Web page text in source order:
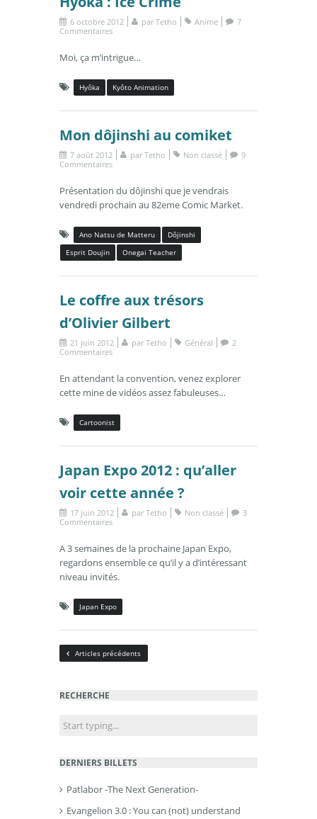
6 octobre 2012 par Tetho Anime
7
Commentaires
Moi, ça m’intrigue…
Hyôka Kyôto Animation
Mon dôjinshi au comiket
7 août 2012 par Tetho Non classé
9
Commentaires
Présentation du dôjinshi que je vendrais
vendredi prochain au 82eme Comic Market.
Ano Natsu de Matteru
Dôjinshi
Esprit Doujin
Onegai Teacher
Le coffre aux trésors
d’Olivier Gilbert
21 juin 2012 par Tetho Général
2
Commentaires
En attendant la convention, venez explorer
cette mine de vidéos assez fabuleuses…
Cartoonist
Japan Expo 2012 : qu’aller
voir cette année ?
17 juin 2012 par Tetho Non classé
3
Commentaires
A 3 semaines de la prochaine Japan Expo,
regardons ensemble ce qu’il y a d’intéressant
niveau invités.
Japan Expo
Articles précédents
RECHERCHE
DERNIERS BILLETS
Patlabor -The Next Generation-
Evangelion 3.0 : You can (not) understand